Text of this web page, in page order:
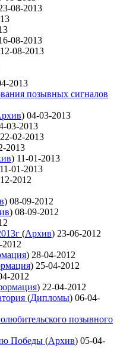
08-2013
08-2013
12-08-2013
2013
позывных сигналов
) 04-03-2013
03-2013
22-02-2013
2013
) 11-01-2013
11-01-2013
2012
) 08-09-2012
) 08-09-2012
(Архив) 23-06-2012
2012
) 28-04-2012
) 25-04-2012
2012
) 22-04-2012
(Дипломы) 06-04-
позывного
Победы (Архив) 05-04-